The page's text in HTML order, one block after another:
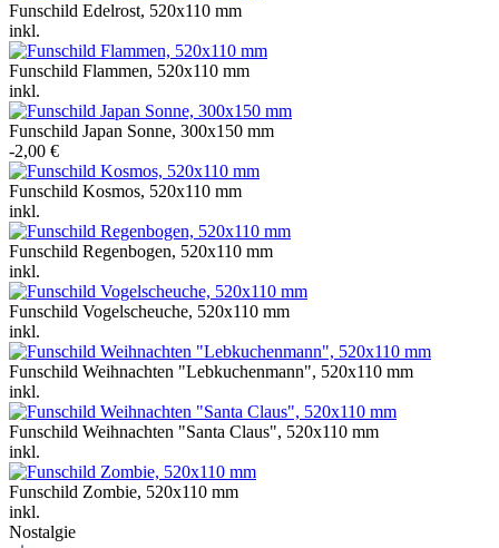
Funschild Edelrost, 520x110 mm
inkl.
Funschild Flammen, 520x110 mm
inkl.
Funschild Japan Sonne, 300x150 mm
-2,00 €
Funschild Kosmos, 520x110 mm
inkl.
Funschild Regenbogen, 520x110 mm
inkl.
Funschild Vogelscheuche, 520x110 mm
inkl.
Funschild Weihnachten "Lebkuchenmann", 520x110 mm
inkl.
Funschild Weihnachten "Santa Claus", 520x110 mm
inkl.
Funschild Zombie, 520x110 mm
inkl.
Nostalgie